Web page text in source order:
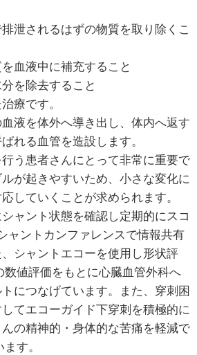
泄されるはずの物質を取り除くこ
血液中に補充すること
を除去すること
療です。
液を体外へ導き出し、体内へ返す
れる血管を造設します。
う患者さんにとって非常に重要で
が起きやすいため、小さな変化に
していくことが求められます。
ャント状態を確認し定期的にスコ
ャントカンファレンスで情報共有
シャントエコーを使用し形状評
数値評価をもとに心臓血管外科へ
につなげています。また、穿刺困
てエコーガイド下穿刺を積極的に
の精神的・身体的な苦痛を軽減で
す。